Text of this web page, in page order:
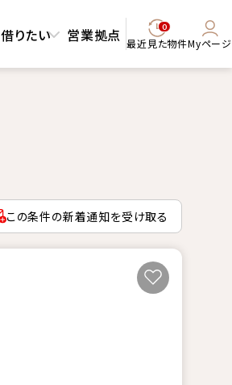
借りたい 営業拠点 0
最近見た物件Myページ
この条件の新着通知を受け取る